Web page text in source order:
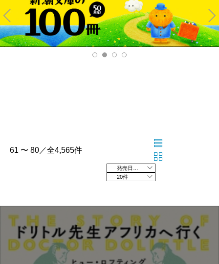
Pre
v
Ne
xt
61 〜 80／全4,565件
20件